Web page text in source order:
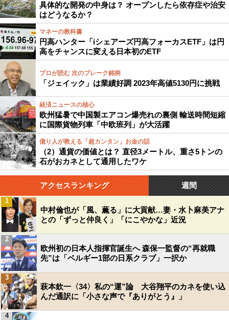
具体的な開発の中身は？ オープンしたら依存症や治安
はどうなるか？
マネーの教科書
円高ハンター「iシェアーズ円高フォーカスETF」は円
高をチャンスに変える日本初のETF
プロが読む 次のブレーク銘柄
「ジェイック」は業績好調 2023年高値5130円に挑戦
経済ニュースの核心
欧州猛暑で中国製エアコン爆売れの裏側 輸送時間短縮
に国際貨物列車「中欧班列」が大活躍
億り人が教える「超カンタン」お金の話
（2）通貨の価値とは？ 直径3メートル、重さ5トンの
石がおカネとして通用したワケ
アクセスランキング 週間
中村倫也が「風、薫る」に大貢献…妻・水卜麻美アナ
との「ずっと仲良く」「にこやかな」近況
1
欧州初の日本人指揮官誕生へ 森保一監督の“再就職
先”は「ベルギー1部の日系クラブ」一択か
2
萩本欽一〈34〉私の“運”論 大谷翔平のカネを使い込
んだ通訳に「小さな声で『ありがとう』」
3
4